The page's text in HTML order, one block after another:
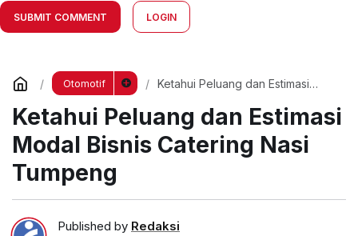
SUBMIT COMMENT LOGIN
Otomotif
Ketahui Peluang dan Estimasi
Tumpeng
Ketahui Peluang dan Estimasi
Modal Bisnis Catering Nasi
Tumpeng
Published by Redaksi